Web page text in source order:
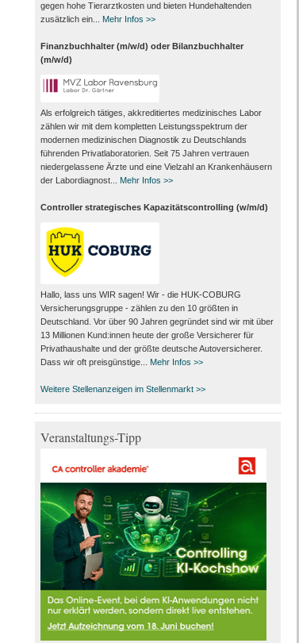
gegen hohe Tierarztkosten und bieten Hundehaltenden
zusätzlich ein...
Mehr Infos >>
Finanzbuchhalter (m/w/d) oder Bilanzbuchhalter
(m/w/d)
Als erfolgreich tätiges, akkreditiertes medizinisches Labor
zählen wir mit dem kompletten Leistungs­spektrum der
modernen medizinischen Diagnostik zu Deutschlands
führenden Privat­laboratorien. Seit 75 Jahren vertrauen
nieder­gelassene Ärzte und eine Vielzahl an Kranken­häusern
der Labor­diagnost...
Mehr Infos >>
Controller strategisches Kapazitätscontrolling (w/m/d)
Hallo, lass uns WIR sagen! Wir - die HUK-COBURG
Versicherungsgruppe - zählen zu den 10 größten in
Deutschland. Vor über 90 Jahren gegründet sind wir mit über
13 Millionen Kund:innen heute der große Versicherer für
Privathaushalte und der größte deutsche Autoversicherer.
Dass wir oft preisgünstige...
Mehr Infos >>
Weitere Stellenanzeigen im Stellenmarkt >>
Veranstaltungs-Tipp